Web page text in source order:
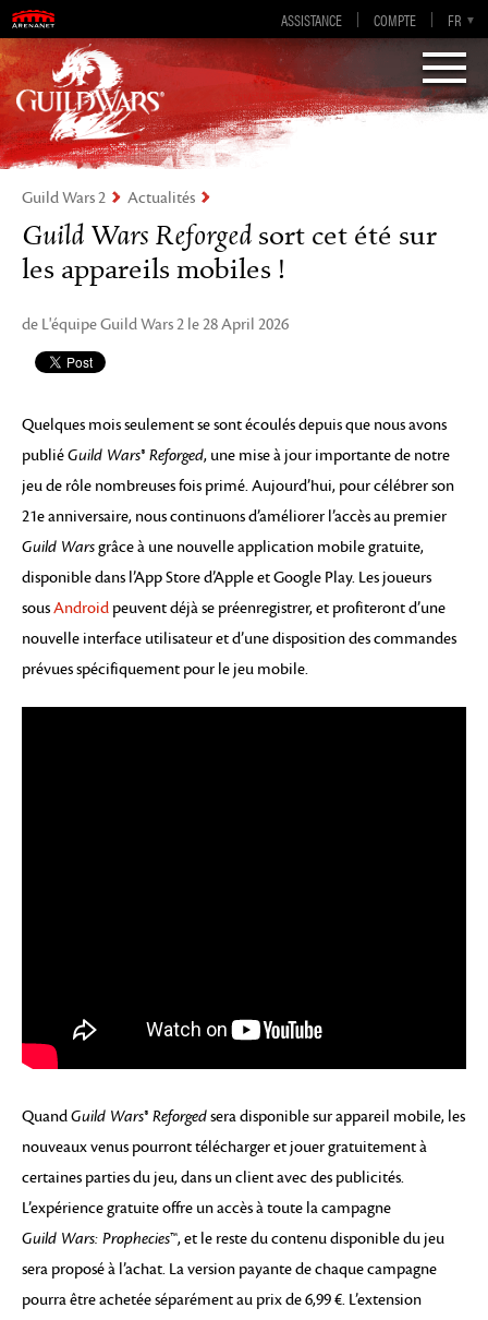
ASSISTANCE COMPTE FR
EN
DE
ES
EN-GB
Visions of Eternity
Guild Wars 2
Guild Wars 2 Actualités
Guild Wars Reforged sort cet été sur
les appareils mobiles !
de L'équipe Guild Wars 2 le 28 April 2026
Quelques mois seulement se sont écoulés depuis que nous avons
publiéGuild Wars® Reforged, une mise à jour importante de notre
jeu de rôle nombreuses fois primé. Aujourd’hui, pour célébrer son
21e anniversaire, nous continuons d’améliorer l’accès au premier
Guild Warsgrâce à une nouvelle application mobile gratuite,
disponible dans l’App Store d’Apple et Google Play. Les joueurs
sousAndroid peuvent déjà se préenregistrer, et profiteront d’une
nouvelle interface utilisateur et d’une disposition des commandes
prévues spécifiquement pour le jeu mobile.
QuandGuild Wars® Reforgedsera disponible sur appareil mobile, les
nouveaux venus pourront télécharger et jouer gratuitement à
certaines parties du jeu, dans un client avec des publicités.
L’expérience gratuite offre un accès à toute la campagne
Guild Wars: Prophecies™, et le reste du contenu disponible du jeu
sera proposé à l’achat. La version payante de chaque campagne
pourra être achetée séparément au prix de 6,99 €. L’extension